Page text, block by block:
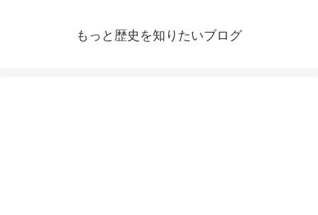
もっと歴史を知りたいブログ